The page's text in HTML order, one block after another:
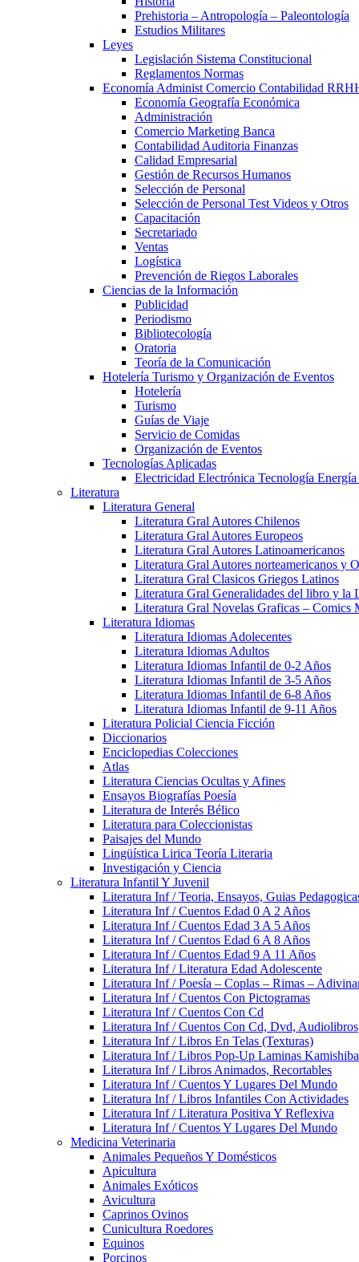
Prehistoria – Antropología – Paleontología
Estudios Militares
Leyes
Legislación Sistema Constitucional
Reglamentos Normas
Economía Administ Comercio Contabilidad
Economía Geografía Económica
Administración
Comercio Marketing Banca
Contabilidad Auditoria Finanzas
Calidad Empresarial
Gestión de Recursos Humanos
Selección de Personal
Selección de Personal Test Videos y Otros
Capacitación
Secretariado
Ventas
Logística
Prevención de Riegos Laborales
Ciencias de la Información
Publicidad
Periodismo
Bibliotecología
Oratoria
Teoría de la Comunicación
Hotelería Turismo y Organización de Eventos
Hotelería
Turismo
Guías de Viaje
Servicio de Comidas
Organización de Eventos
Tecnologías Aplicadas
Electricidad Electrónica Tecnología Energía
Literatura
Literatura General
Literatura Gral Autores Chilenos
Literatura Gral Autores Europeos
Literatura Gral Autores Latinoamericanos
Literatura Gral Autores norteamericanos y
Literatura Gral Clasicos Griegos Latinos
Literatura Gral Generalidades del libro y la
Literatura Gral Novelas Graficas – Comics
Literatura Idiomas
Literatura Idiomas Adolecentes
Literatura Idiomas Adultos
Literatura Idiomas Infantil de 0-2 Años
Literatura Idiomas Infantil de 3-5 Años
Literatura Idiomas Infantil de 6-8 Años
Literatura Idiomas Infantil de 9-11 Años
Literatura Policial Ciencia Ficción
Diccionarios
Enciclopedias Colecciones
Atlas
Literatura Ciencias Ocultas y Afines
Ensayos Biografías Poesía
Literatura de Interés Bélico
Literatura para Coleccionistas
Paisajes del Mundo
Lingüística Lirica Teoría Literaria
Investigación y Ciencia
Literatura Infantil Y Juvenil
Literatura Inf / Teoria, Ensayos, Guias
Literatura Inf / Cuentos Edad 0 A 2 Años
Literatura Inf / Cuentos Edad 3 A 5 Años
Literatura Inf / Cuentos Edad 6 A 8 Años
Literatura Inf / Cuentos Edad 9 A 11 Años
Literatura Inf / Literatura Edad Adolescente
Literatura Inf / Poesía – Coplas – Rimas –
Literatura Inf / Cuentos Con Pictogramas
Literatura Inf / Cuentos Con Cd
Literatura Inf / Cuentos Con Cd, Dvd, Audiolibros
Literatura Inf / Libros En Telas (Texturas)
Literatura Inf / Libros Pop-Up Laminas
Literatura Inf / Libros Animados, Recortables
Literatura Inf / Cuentos Y Lugares Del Mundo
Literatura Inf / Libros Infantiles Con Actividades
Literatura Inf / Literatura Positiva Y Reflexiva
Literatura Inf / Cuentos Y Lugares Del Mundo
Medicina Veterinaria
Animales Pequeños Y Domésticos
Apicultura
Animales Exóticos
Avicultura
Caprinos Ovinos
Cunicultura Roedores
Equinos
Porcinos